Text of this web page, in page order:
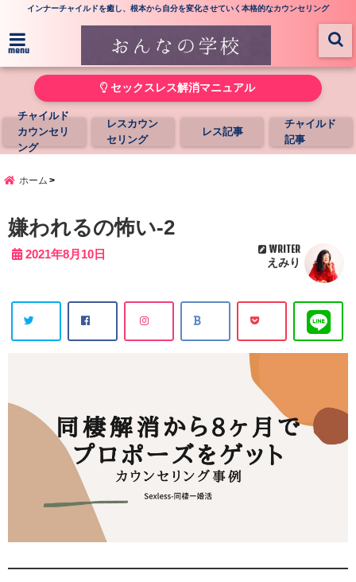
インナーチャイルドを癒し、根本から自分を変化させていく本格的なカウンセリング
menu
セックスレス解消マニュアル
チャイルド
カウンセリ
ング
レスカウン
セリング
レス記事
チャイルド
記事
ホーム
嫌われるの怖い-2
2021年8月10日 WRITER
えみり